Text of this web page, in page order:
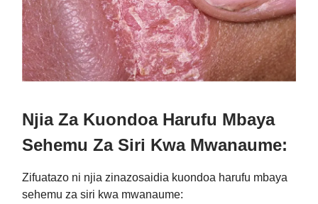
Njia Za Kuondoa Harufu Mbaya
Sehemu Za Siri Kwa Mwanaume:
Zifuatazo ni njia zinazosaidia kuondoa harufu mbaya
sehemu za siri kwa mwanaume: